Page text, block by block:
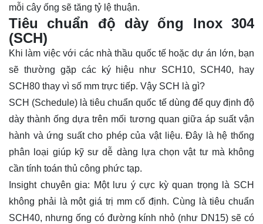
mỗi cây ống sẽ tăng tỷ lệ thuận.
Tiêu chuẩn độ dày ống lnox 304
(SCH)
Khi làm việc với các nhà thầu quốc tế hoặc dự án lớn, bạn
sẽ thường gặp các ký hiệu như SCH10, SCH40, hay
SCH80 thay vì số mm trực tiếp. Vậy SCH là gì?
SCH (Schedule) là tiêu chuẩn quốc tế dùng để quy định độ
dày thành ống dựa trên mối tương quan giữa áp suất vận
hành và ứng suất cho phép của vật liệu. Đây là hệ thống
phân loại giúp kỹ sư dễ dàng lựa chọn vật tư mà không
cần tính toán thủ công phức tạp.
Insight chuyên gia: Một lưu ý cực kỳ quan trọng là SCH
không phải là một giá trị mm cố định. Cùng là tiêu chuẩn
SCH40, nhưng ống có đường kính nhỏ (như DN15) sẽ có